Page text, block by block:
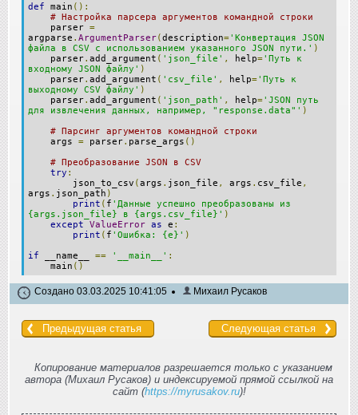
def main ():
# Настройка парсера аргументов командной строки
parser =
argparse . ArgumentParser(description='Конвертация JSON
файла в CSV с использованием указанного JSON пути.' )
parser. add_argument ( 'json_file' , help='Путь к
входному JSON файлу' )
parser. add_argument ( 'csv_file' , help='Путь к
выходному CSV файлу' )
parser. add_argument ( 'json_path' , help='JSON путь
для извлечения данных, например, "response.data"' )
# Парсинг аргументов командной строки
args = parser. parse_args ()
# Преобразование JSON в CSV
try :
json_to_csv (args . json_file , args . csv_file ,
args . json_path )
print ( f 'Данные успешно преобразованы из
{args.json_file} в {args.csv_file}' )
except
ValueError as e :
print ( f 'Ошибка: {e}' )
if __name__ == '__main__' :
main ()
Создано 03.03.2025 10:41:05 Михаил Русаков
Предыдущая статья Следующая статья
Копирование материалов разрешается только с указанием
автора (Михаил Русаков) и индексируемой прямой ссылкой на
сайт (https://myrusakov.ru)!